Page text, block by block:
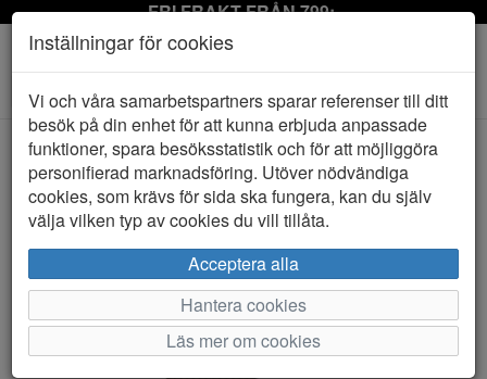
FRI FRAKT FRÅN 799:-
Toggle
navigation
HEM LIFE WEAR
Inställningar för cookies
Vi och våra samarbetspartners sparar referenser till ditt
besök på din enhet för att kunna erbjuda anpassade
funktioner, spara besöksstatistik och för att möjliggöra
personifierad marknadsföring. Utöver nödvändiga
cookies, som krävs för sida ska fungera, kan du själv
välja vilken typ av cookies du vill tillåta.
Acceptera alla
Hantera cookies
Läs mer om cookies